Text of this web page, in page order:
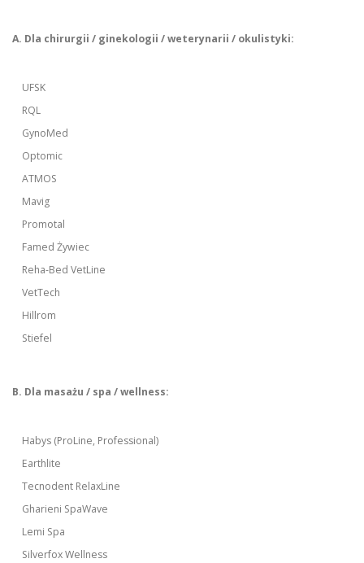
A. Dla chirurgii / ginekologii / weterynarii / okulistyki:
UFSK
RQL
GynoMed
Optomic
ATMOS
Mavig
Promotal
Famed Żywiec
Reha-Bed VetLine
VetTech
Hillrom
Stiefel
B. Dla masażu / spa / wellness:
Habys (ProLine, Professional)
Earthlite
Tecnodent RelaxLine
Gharieni SpaWave
Lemi Spa
Silverfox Wellness